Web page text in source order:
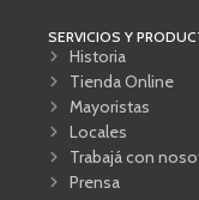
SERVICIOS Y
Historia
Tienda Online
Mayoristas
Locales
Trabajá con
Prensa